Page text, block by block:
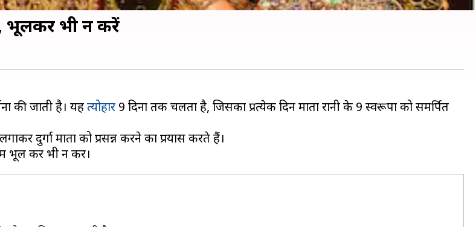
भूलकर भी न करें
की जाती है। यहत्योहार 9 दिनों तक चलता है, जिसका प्रत्येक दिन माता रानी के 9 स्वरूपों को समर्पित
दुर्गा माता को प्रसन्न करने का प्रयास करते हैं।